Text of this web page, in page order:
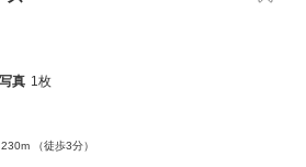
写真 1枚
（徒歩3分）